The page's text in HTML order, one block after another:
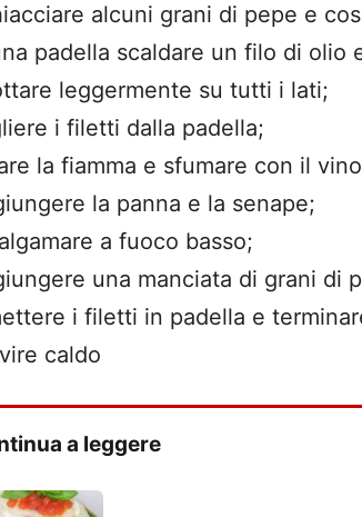
alcuni grani di pepe e
padella scaldare un filo di olio
leggermente su tutti i lati;
i filetti dalla padella;
la fiamma e sfumare con il
la panna e la senape;
a fuoco basso;
una manciata di grani di
i filetti in padella e
caldo
a leggere